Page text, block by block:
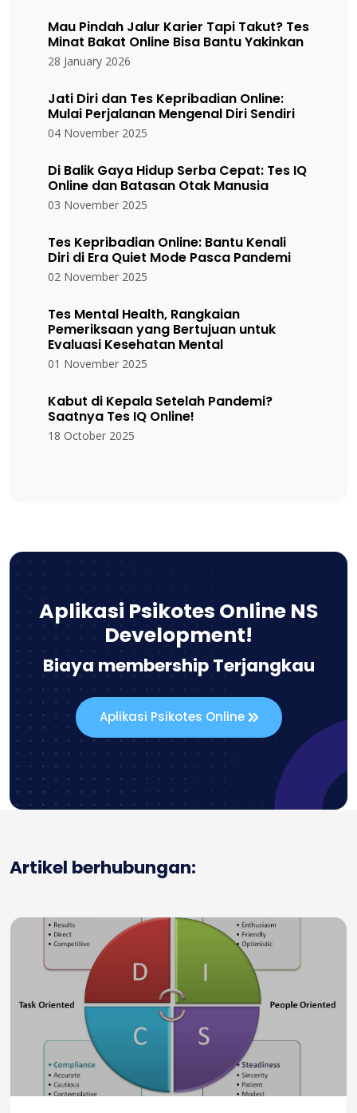
Mau Pindah Jalur Karier Tapi Takut? Tes
Minat Bakat Online Bisa Bantu Yakinkan
28 January 2026
Jati Diri dan Tes Kepribadian Online:
Mulai Perjalanan Mengenal Diri Sendiri
04 November 2025
Di Balik Gaya Hidup Serba Cepat: Tes IQ
Online dan Batasan Otak Manusia
03 November 2025
Tes Kepribadian Online: Bantu Kenali
Diri di Era Quiet Mode Pasca Pandemi
02 November 2025
Tes Mental Health, Rangkaian
Pemeriksaan yang Bertujuan untuk
Evaluasi Kesehatan Mental
01 November 2025
Kabut di Kepala Setelah Pandemi?
Saatnya Tes IQ Online!
18 October 2025
Aplikasi Psikotes Online NS
Development!
Biaya membership Terjangkau
Aplikasi Psikotes Online
Artikel berhubungan: